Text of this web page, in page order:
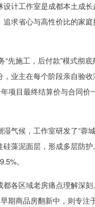
计工作室是成都本土成
追求省心与高性价比的家
先施工，后付款”模式彻
业主在每个阶段亲自验
项目最终结算价与合同
气候，工作室研发了“蓉
藻泥面层，形成多层防
。
都各区域老房痛点理解深
期商品房翻新中，则专